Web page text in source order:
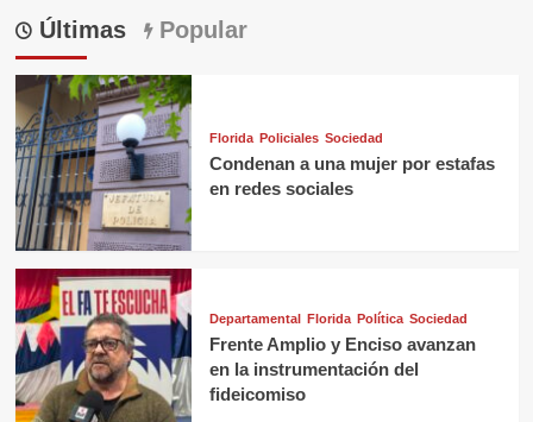
Últimas Popular
Florida Policiales Sociedad
Condenan a una mujer por estafas
en redes sociales
Departamental Florida Política Sociedad
Frente Amplio y Enciso avanzan
en la instrumentación del
fideicomiso